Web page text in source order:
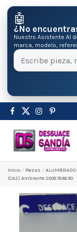
🤖
¿No
Nuestro Asistente AI
marca, modelo,
Inicio Pіezas ALUMBRADO
(CA2) Ambiente 2008 184690